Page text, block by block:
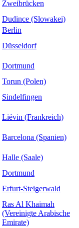
Zweibrücken
Dudince (Slowakei)
Berlin
Düsseldorf
Dortmund
Torun (Polen)
Sindelfingen
Liévin (Frankreich)
Barcelona (Spanien)
Halle (Saale)
Dortmund
Erfurt-Steigerwald
Ras Al Khaimah
(Vereinigte Arabische
Emirate)